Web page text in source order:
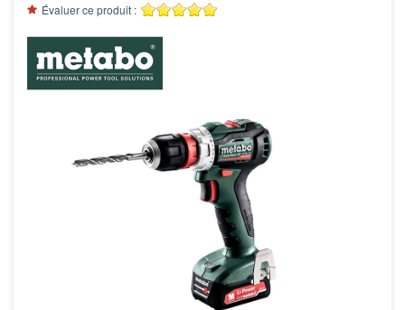
Évaluer ce produit :